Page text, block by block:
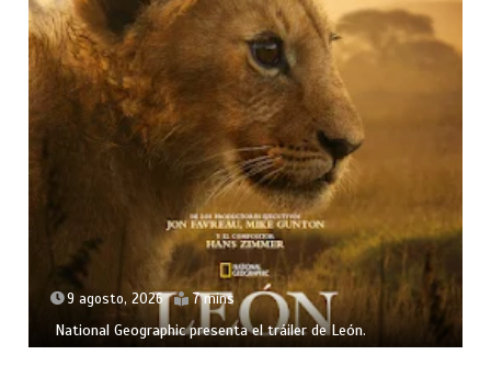
9 agosto, 2026 7 mins
National Geographic presenta el tráiler de León.